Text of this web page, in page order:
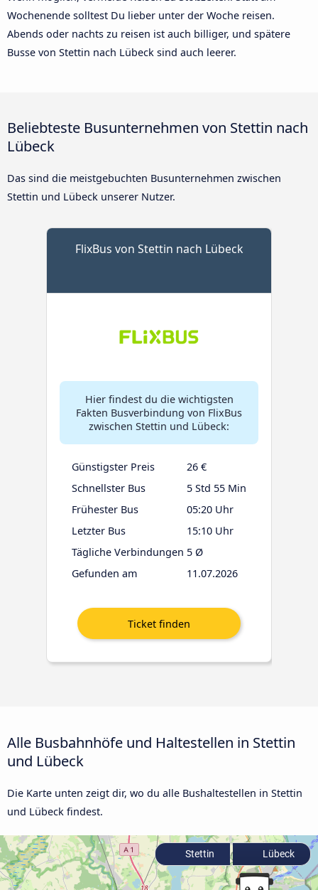
Wochenende solltest Du lieber unter der Woche reisen.
Abends oder nachts zu reisen ist auch billiger, und spätere
Busse von Stettin nach Lübeck sind auch leerer.
Beliebteste Busunternehmen von Stettin nach
Lübeck
Das sind die meistgebuchten Busunternehmen zwischen
Stettin und Lübeck unserer Nutzer.
FlixBus von Stettin nach Lübeck
Hier findest du die wichtigsten
Fakten Busverbindung von FlixBus
zwischen Stettin und Lübeck:
Günstigster Preis
26 €
Schnellster Bus
5 Std 55 Min
Frühester Bus
05:20 Uhr
Letzter Bus
15:10 Uhr
Tägliche Verbindungen 5 Ø
Gefunden am
11.07.2026
Alle Busbahnhöfe und Haltestellen in Stettin
und Lübeck
Die Karte unten zeigt dir, wo du alle Bushaltestellen in Stettin
und Lübeck findest.
Stettin Lübeck